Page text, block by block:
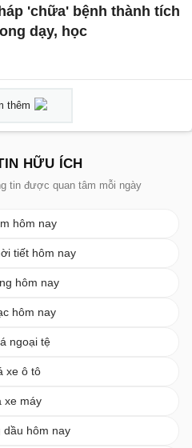
'chữa' bệnh thành tích
dạy, học
thêm
HỮU ÍCH
tin được quan tâm mỗi ngày
hôm nay
tiết hôm nay
hôm nay
hôm nay
ngoại tệ
xe ô tô
xe máy
dầu hôm nay